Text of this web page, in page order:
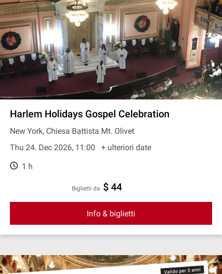
Harlem Holidays Gospel Celebration
New York, Chiesa Battista Mt. Olivet
Thu 24. Dec 2026, 11:00
+ ulteriori date
1 h
Biglietti da $ 44
Info & biglietti